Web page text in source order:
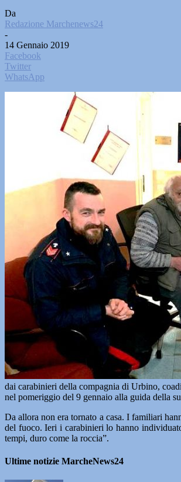
Da
Redazione Marchenews24
-
14 Gennaio 2019
Facebook
Twitter
WhatsApp
dai carabinieri della compagnia di Urbino,
nel pomeriggio del 9 gennaio alla guida della
Da allora non era tornato a casa. I familiari
del fuoco. Ieri i carabinieri lo hanno
tempi, duro come la roccia”.
Ultime notizie MarcheNews24